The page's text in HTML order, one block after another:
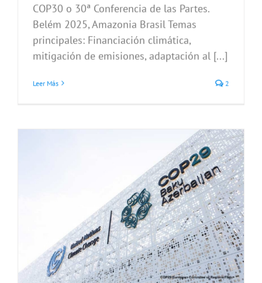
COP30 o 30ª Conferencia de las Partes.
Belém 2025, Amazonia Brasil Temas
principales: Financiación climática,
mitigación de emisiones, adaptación al [...]
Leer Más 2